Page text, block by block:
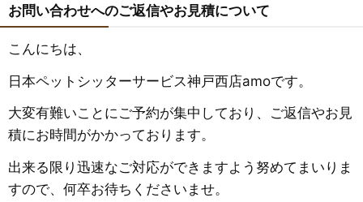
お問い合わせへのご返信やお見積について
こんにちは、
日本ペットシッターサービス神戸西店amoです。
大変有難いことにご予約が集中しており、ご返信やお見
積にお時間がかかっております。
出来る限り迅速なご対応ができますよう努めてまいりま
すので、何卒お待ちくださいませ。